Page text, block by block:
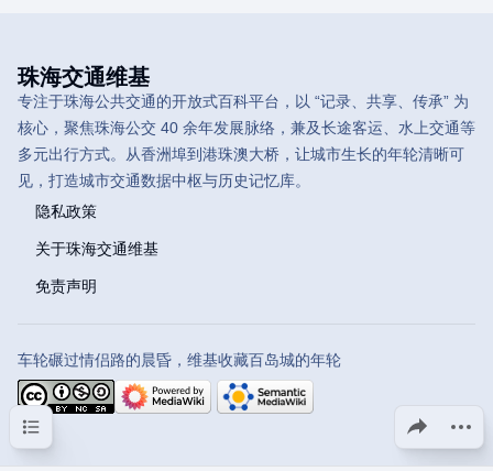
分享此页面
目录
珠海交通维基
专注于珠海公共交通的开放式百科平台，以 “记录、共享、传承” 为
核心，聚焦珠海公交 40 余年发展脉络，兼及长途客运、水上交通等
多元出行方式。从香洲埠到港珠澳大桥，让城市生长的年轮清晰可
见，打造城市交通数据中枢与历史记忆库。
隐私政策
关于珠海交通维基
免责声明
车轮碾过情侣路的晨昏，维基收藏百岛城的年轮